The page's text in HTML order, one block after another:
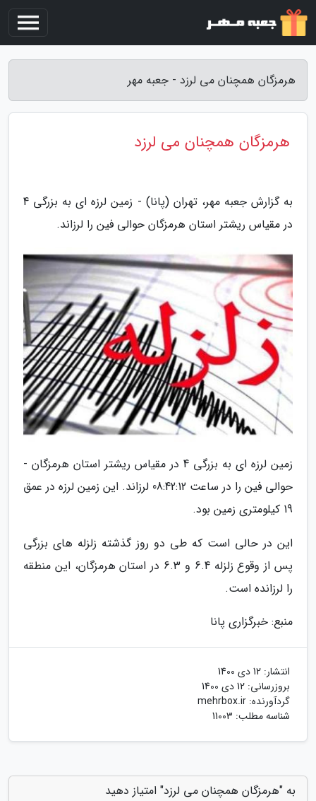
هرمزگان همچنان می لرزد - جعبه مهر
هرمزگان همچنان می لرزد
به گزارش جعبه مهر، تهران (پانا) - زمین لرزه ای به بزرگی 4
در مقیاس ریشتر استان هرمزگان حوالی فین را لرزاند.
زمین لرزه ای به بزرگی 4 در مقیاس ریشتر استان هرمزگان -
حوالی فین را در ساعت 08:42:12 لرزاند. این زمین لرزه در عمق
19 کیلومتری زمین بود.
این در حالی است که طی دو روز گذشته زلزله های بزرگی
پس از وقوع زلزله 6.4 و 6.3 در استان هرمزگان، این منطقه
را لرزانده است.
منبع: خبرگزاری پانا
انتشار: 12 دی 1400
بروزرسانی: 12 دی 1400
گردآورنده: mehrbox.ir
شناسه مطلب: 11003
به "هرمزگان همچنان می لرزد" امتیاز دهید